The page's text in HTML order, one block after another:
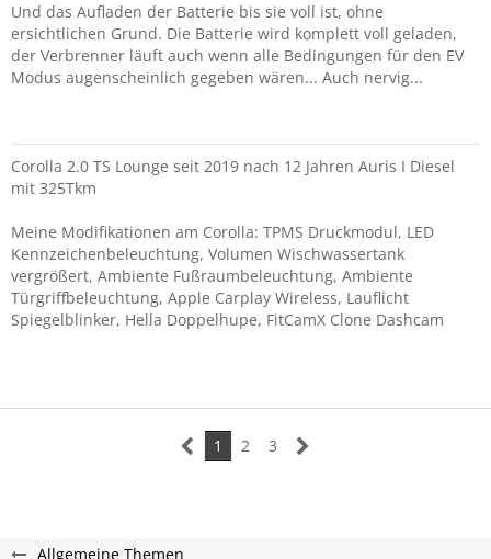
Und das Aufladen der Batterie bis sie voll ist, ohne
ersichtlichen Grund. Die Batterie wird komplett voll geladen,
der Verbrenner läuft auch wenn alle Bedingungen für den EV
Modus augenscheinlich gegeben wären... Auch nervig...
Corolla 2.0 TS Lounge seit 2019 nach 12 Jahren Auris I Diesel
mit 325Tkm
Meine Modifikationen am Corolla: TPMS Druckmodul, LED
Kennzeichenbeleuchtung, Volumen Wischwassertank
vergrößert, Ambiente Fußraumbeleuchtung, Ambiente
Türgriffbeleuchtung, Apple Carplay Wireless, Lauflicht
Spiegelblinker, Hella Doppelhupe, FitCamX Clone Dashcam
1 2 3
Allgemeine Themen